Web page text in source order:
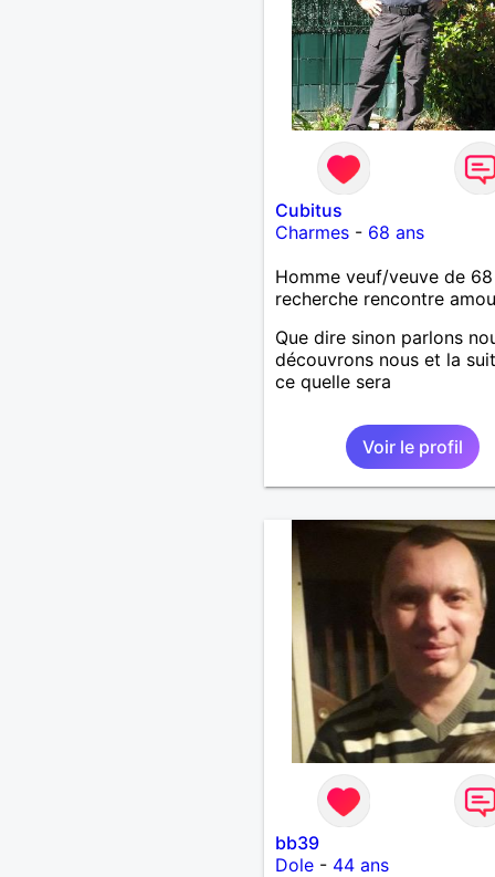
Cubitus
Charmes- 68 ans
Homme veuf/veuve de
recherche rencontre
Que dire sinon parlons
découvrons nous et la
ce quelle sera
Voir le profil
bb39
Dole- 44 ans